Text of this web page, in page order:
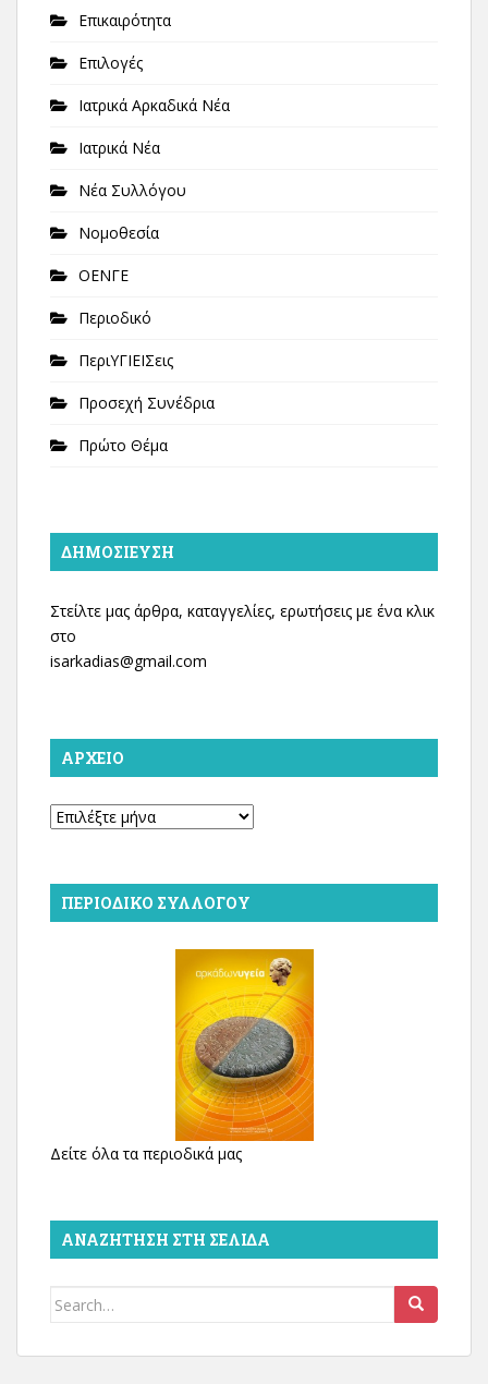
Επικαιρότητα
Επιλογές
Ιατρικά Αρκαδικά Νέα
Ιατρικά Νέα
Νέα Συλλόγου
Νομοθεσία
ΟΕΝΓΕ
Περιοδικό
ΠεριΥΓΙΕΙΣεις
Προσεχή Συνέδρια
Πρώτο Θέμα
ΔΗΜΟΣΊΕΥΣΗ
Στείλτε μας άρθρα, καταγγελίες, ερωτήσεις με ένα κλικ
στο
isarkadias@gmail.com
ΑΡΧΕΊΟ
Αρχείο
ΠΕΡΙΟΔΙΚΌ ΣΥΛΛΌΓΟΥ
Δείτε όλα τα περιοδικά μας
ΑΝΑΖΉΤΗΣΗ ΣΤΗ ΣΕΛΊΔΑ
Search